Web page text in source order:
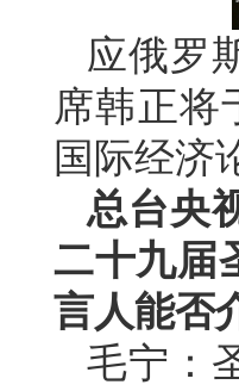
应俄罗
席韩正将
国际经济
总台央
二十九届
言人能否
毛宁：